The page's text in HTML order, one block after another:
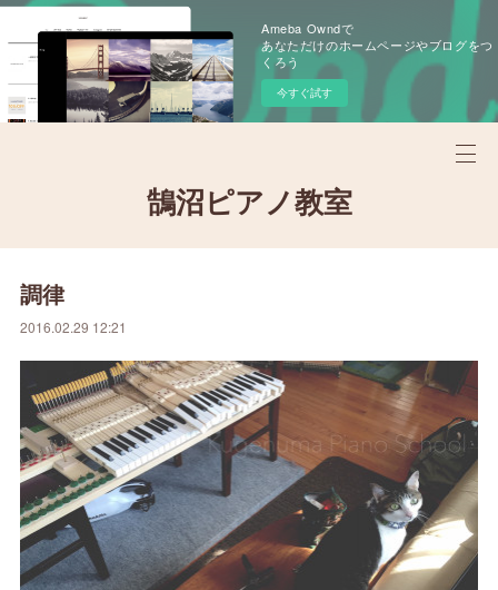
Ameba Owndで
あなただけのホームページやブログをつ
くろう
今すぐ試す
鵠沼ピアノ教室
調律
2016.02.29 12:21